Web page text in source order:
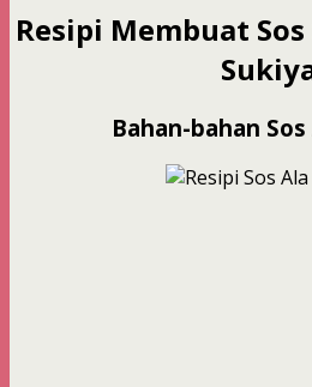
Resipi Membuat
Bahan-bahan